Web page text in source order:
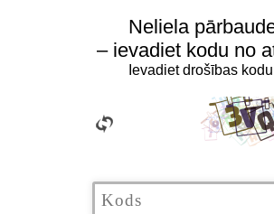
Neliela
– ievadiet kodu no
Ievadiet drošības